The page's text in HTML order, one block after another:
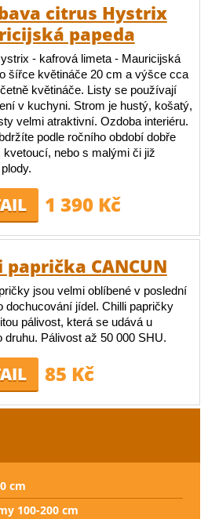
citrus Hystrix
papeda
- kafrová limeta - Mauricijská
šířce květináče 20 cm a výšce cca
květináče. Listy se používají
v kuchyni. Strom je hustý, košatý,
velmi atraktivní. Ozdoba interiéru.
podle ročního období dobře
kvetoucí, nebo s malými či již
1 390 Kč
paprička CANCUN
jsou velmi oblíbené v poslední
dochucování jídel. Chilli papričky
pálivost, která se udává u
druhu. Pálivost až 50 000 SHU.
85 Kč
cm
100-200 cm